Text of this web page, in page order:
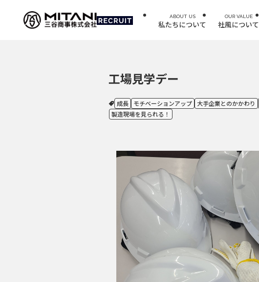
ABOUT US
私たちについて
OUR VALUE
社風について
工場見学デー
成長 モチベーションアップ 大手企業とのかかわり
製造現場を見られる！